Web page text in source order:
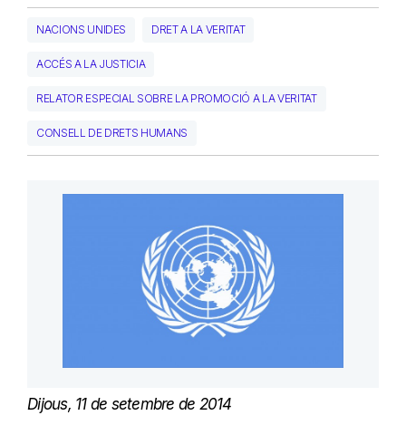
NACIONS UNIDES DRET A LA VERITAT
ACCÉS A LA JUSTICIA
RELATOR ESPECIAL SOBRE LA PROMOCIÓ A LA VERITAT
CONSELL DE DRETS HUMANS
Dijous, 11 de setembre de 2014